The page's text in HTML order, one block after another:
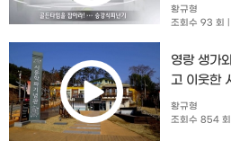
황규형
조회수 93 회
영랑 생가
고 이웃한
황규형
조회수 854 회